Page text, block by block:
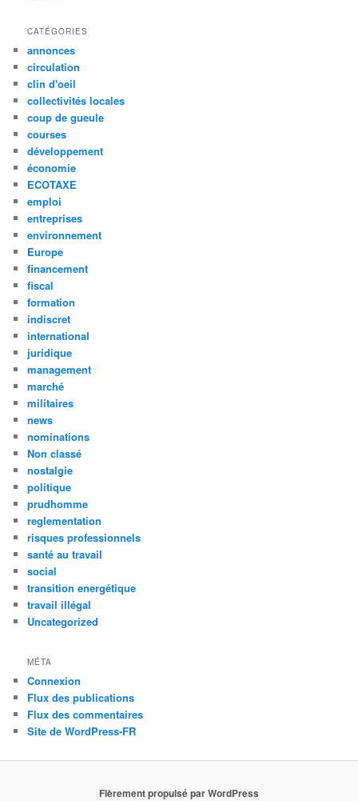
CATÉGORIES
annonces
circulation
clin d'oeil
collectivités locales
coup de gueule
courses
développement
économie
ECOTAXE
emploi
entreprises
environnement
Europe
financement
fiscal
formation
indiscret
international
juridique
management
marché
militaires
news
nominations
Non classé
nostalgie
politique
prudhomme
reglementation
risques professionnels
santé au travail
social
transition energétique
travail illégal
Uncategorized
MÉTA
Connexion
Flux des publications
Flux des commentaires
Site de WordPress-FR
Fièrement propulsé par WordPress